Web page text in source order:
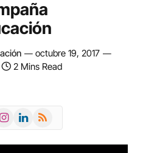
octubre 19, 2017
2 Mins Read
LinkedIn
RSS